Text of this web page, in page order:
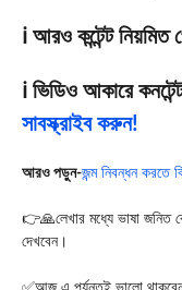
ℹ️ আরও কন্টেন্ট নিয়মিত
ℹ️ ভিডিও আকারে
সাবস্ক্রাইব করুন!
আরও পড়ুন-জন্ম নিবন্ধন করতে
👉🙏লেখার মধ্যে ভাষা জনিত
দেখবেন।